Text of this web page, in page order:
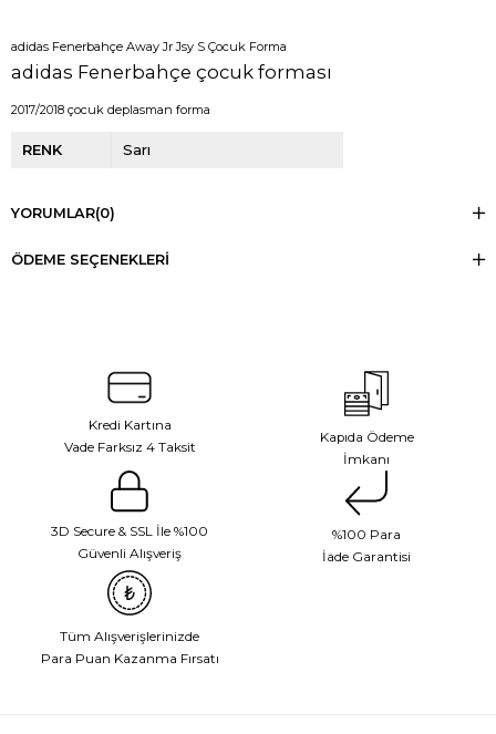
adidas Fenerbahçe Away Jr Jsy S Çocuk Forma
adidas Fenerbahçe çocuk forması
2017/2018 çocuk deplasman forma
RENK Sarı
YORUMLAR(0)
ÖDEME SEÇENEKLERI
Kredi Kartına
Vade Farksız 4 Taksit
Kapıda Ödeme
İmkanı
3D Secure & SSL İle %100
Güvenli Alışveriş
%100 Para
İade Garantisi
Tüm Alışverişlerinizde
Para Puan Kazanma Fırsatı